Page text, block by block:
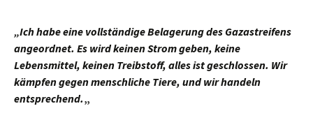
„Ich habe eine vollständige Belagerung des Gazastreifens
angeordnet. Es wird keinen Strom geben, keine
Lebensmittel, keinen Treibstoff, alles ist geschlossen. Wir
kämpfen gegen menschliche Tiere, und wir handeln
entsprechend.„